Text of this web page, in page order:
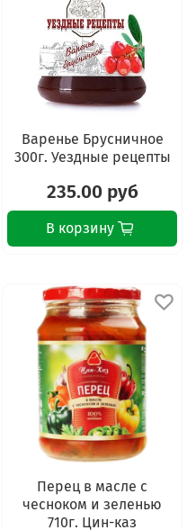
Варенье Брусничное
300г. Уездные рецепты
235.00 руб
В корзину
Перец в масле с
чесноком и зеленью
710г. Цин-каз